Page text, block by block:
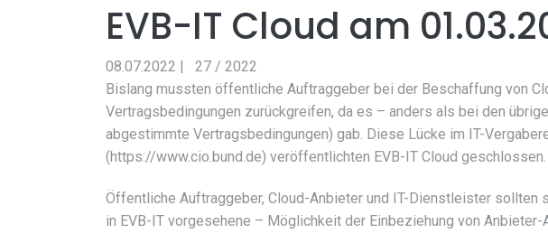
EVB-IT Cloud am
08.07.2022 |
27 / 2022
Bislang mussten öffentliche Auftraggeber bei der Beschaffung von
Vertragsbedingungen zurückgreifen, da es – anders als bei den
abgestimmte Vertragsbedingungen) gab. Diese Lücke im IT-
(https://www.cio.bund.de) veröffentlichten EVB-IT Cloud geschlossen.
Öffentliche Auftraggeber, Cloud-Anbieter und IT-Dienstleister
in EVB-IT vorgesehene – Möglichkeit der Einbeziehung von